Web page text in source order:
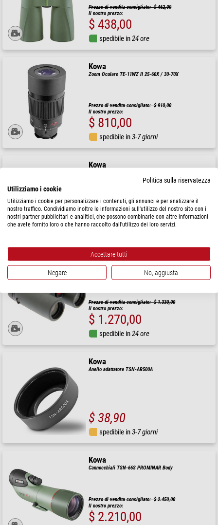
Prezzo di vendita consigliato: $ 462,00
Il nostro prezzo:
$ 438,00
spedibile in24 ore
Kowa
Zoom Oculare TE-11WZ II 25-60X / 30-70X
Prezzo di vendita consigliato: $ 910,00
Il nostro prezzo:
$ 810,00
spedibile in3-7 giorni
Kowa
$ 277,00
Kowa
Prezzo di vendita consigliato: $ 1.330,00
Il nostro prezzo:
$ 1.270,00
spedibile in24 ore
Kowa
Anello adattatore TSN-AR500A
$ 38,90
spedibile in3-7 giorni
Kowa
Cannocchiali TSN-66S PROMINAR Body
Prezzo di vendita consigliato: $ 2.450,00
Il nostro prezzo:
$ 2.210,00
Politica sulla riservatezza
Utilizziamo i cookie
Utilizziamo i cookie per personalizzare i contenuti, gli annunci e per analizzare il
nostro traffico. Condividiamo inoltre le informazioni sull'utilizzo del nostro sito con i
nostri partner pubblicitari e analitici, che possono combinarle con altre informazioni
che avete fornito loro o che hanno raccolto dall'utilizzo dei loro servizi.
Accettare tutti
Negare No, aggiusta